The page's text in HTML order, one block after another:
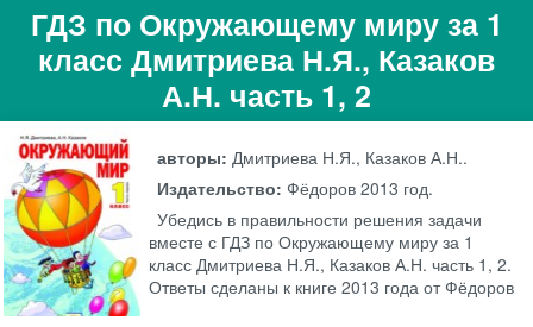
ГДЗ по Окружающему миру за 1
класс Дмитриева Н.Я., Казаков
А.Н. часть 1, 2
авторы:Дмитриева Н.Я., Казаков А.Н..
Издательство:Фёдоров 2013 год.
Убедись в правильности решения задачи
вместе с ГДЗ по Окружающему миру за 1
класс Дмитриева Н.Я., Казаков А.Н. часть 1, 2.
Ответы сделаны к книге 2013 года от Фёдоров